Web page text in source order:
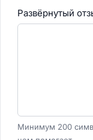
Развёрнутый
Минимум 200